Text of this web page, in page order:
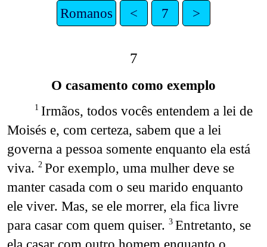
Romanos < 7 >
7
O casamento como exemplo
1 Irmãos, todos vocês entendem a lei de
Moisés e, com certeza, sabem que a lei
governa a pessoa somente enquanto ela está
viva. 2 Por exemplo, uma mulher deve se
manter casada com o seu marido enquanto
ele viver. Mas, se ele morrer, ela fica livre
para casar com quem quiser. 3 Entretanto, se